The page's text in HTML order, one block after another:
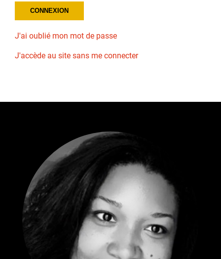
J'ai oublié mon mot de passe
J'accède au site sans me connecter